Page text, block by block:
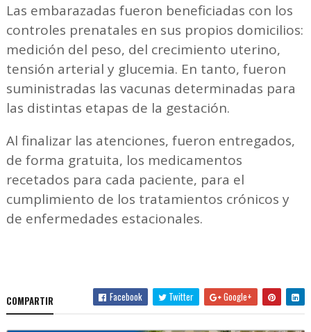
Las embarazadas fueron beneficiadas con los
controles prenatales en sus propios domicilios:
medición del peso, del crecimiento uterino,
tensión arterial y glucemia. En tanto, fueron
suministradas las vacunas determinadas para
las distintas etapas de la gestación.
Al finalizar las atenciones, fueron entregados,
de forma gratuita, los medicamentos
recetados para cada paciente, para el
cumplimiento de los tratamientos crónicos y
de enfermedades estacionales.
COMPARTIR Facebook Twitter Google+